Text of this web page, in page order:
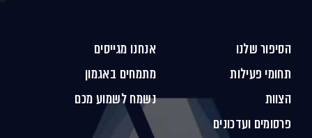
הסיפור שלנו
תחומי פעילות
הצוות
פרסומים ועדכונים
אנחנו מגייסים
מתמחים באגמון
נשמח לשמוע מכם